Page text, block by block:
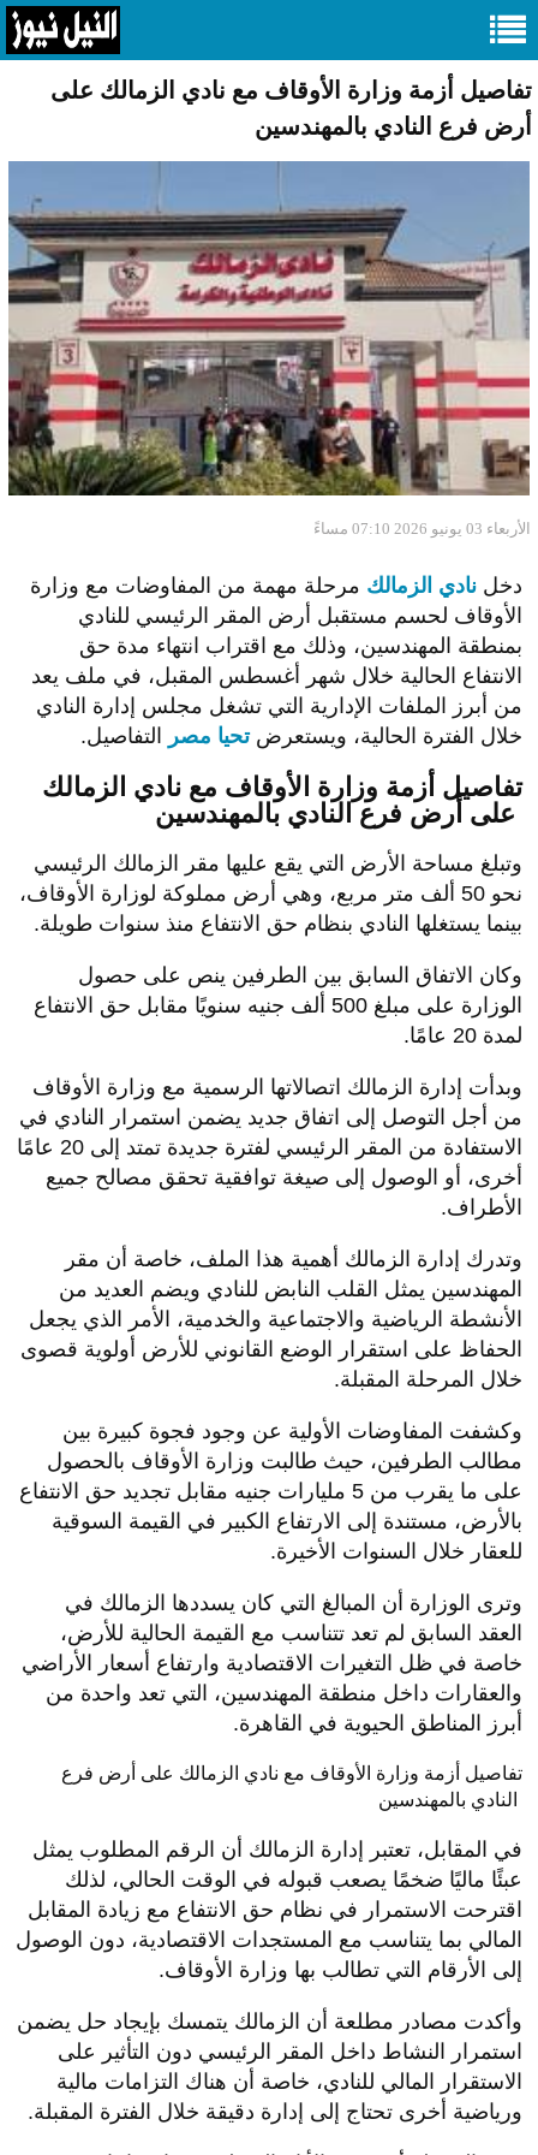
تفاصيل أزمة وزارة الأوقاف مع نادي الزمالك على
أرض فرع النادي بالمهندسين
الأربعاء 03 يونيو 2026 07:10 مساءً
دخل نادي الزمالك مرحلة مهمة من المفاوضات مع وزارة
الأوقاف لحسم مستقبل أرض المقر الرئيسي للنادي
بمنطقة المهندسين، وذلك مع اقتراب انتهاء مدة حق
الانتفاع الحالية خلال شهر أغسطس المقبل، في ملف يعد
من أبرز الملفات الإدارية التي تشغل مجلس إدارة النادي
خلال الفترة الحالية، ويستعرضتحيا مصر التفاصيل.
تفاصيل أزمة وزارة الأوقاف مع نادي الزمالك
وتبلغ مساحة الأرض التي يقع عليها مقر الزمالك الرئيسي
نحو 50 ألف متر مربع، وهي أرض مملوكة لوزارة الأوقاف،
بينما يستغلها النادي بنظام حق الانتفاع منذ سنوات طويلة.
وكان الاتفاق السابق بين الطرفين ينص على حصول
الوزارة على مبلغ 500 ألف جنيه سنويًا مقابل حق الانتفاع
لمدة 20 عامًا.
وبدأت إدارة الزمالك اتصالاتها الرسمية مع وزارة الأوقاف
من أجل التوصل إلى اتفاق جديد يضمن استمرار النادي في
الاستفادة من المقر الرئيسي لفترة جديدة تمتد إلى 20 عامًا
أخرى، أو الوصول إلى صيغة توافقية تحقق مصالح جميع
الأطراف.
وتدرك إدارة الزمالك أهمية هذا الملف، خاصة أن مقر
المهندسين يمثل القلب النابض للنادي ويضم العديد من
الأنشطة الرياضية والاجتماعية والخدمية، الأمر الذي يجعل
الحفاظ على استقرار الوضع القانوني للأرض أولوية قصوى
خلال المرحلة المقبلة.
وكشفت المفاوضات الأولية عن وجود فجوة كبيرة بين
مطالب الطرفين، حيث طالبت وزارة الأوقاف بالحصول
على ما يقرب من 5 مليارات جنيه مقابل تجديد حق الانتفاع
بالأرض، مستندة إلى الارتفاع الكبير في القيمة السوقية
للعقار خلال السنوات الأخيرة.
وترى الوزارة أن المبالغ التي كان يسددها الزمالك في
العقد السابق لم تعد تتناسب مع القيمة الحالية للأرض،
خاصة في ظل التغيرات الاقتصادية وارتفاع أسعار الأراضي
والعقارات داخل منطقة المهندسين، التي تعد واحدة من
أبرز المناطق الحيوية في القاهرة.
تفاصيل أزمة وزارة الأوقاف مع نادي الزمالك على أرض فرع
في المقابل، تعتبر إدارة الزمالك أن الرقم المطلوب يمثل
عبئًا ماليًا ضخمًا يصعب قبوله في الوقت الحالي، لذلك
اقترحت الاستمرار في نظام حق الانتفاع مع زيادة المقابل
المالي بما يتناسب مع المستجدات الاقتصادية، دون الوصول
إلى الأرقام التي تطالب بها وزارة الأوقاف.
وأكدت مصادر مطلعة أن الزمالك يتمسك بإيجاد حل يضمن
استمرار النشاط داخل المقر الرئيسي دون التأثير على
الاستقرار المالي للنادي، خاصة أن هناك التزامات مالية
ورياضية أخرى تحتاج إلى إدارة دقيقة خلال الفترة المقبلة.